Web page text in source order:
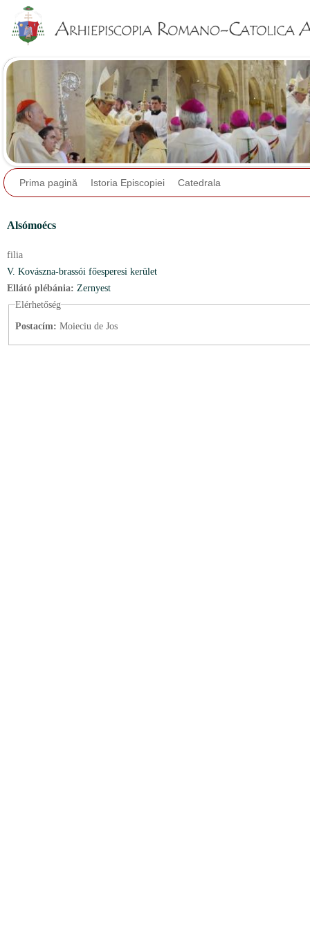
Prima pagină Istoria Episcopiei Catedrala
Alsómoécs
filia
V. Kovászna-brassói főesperesi kerület
Ellátó plébánia: Zernyest
Elérhetőség
Postacím: Moieciu de Jos